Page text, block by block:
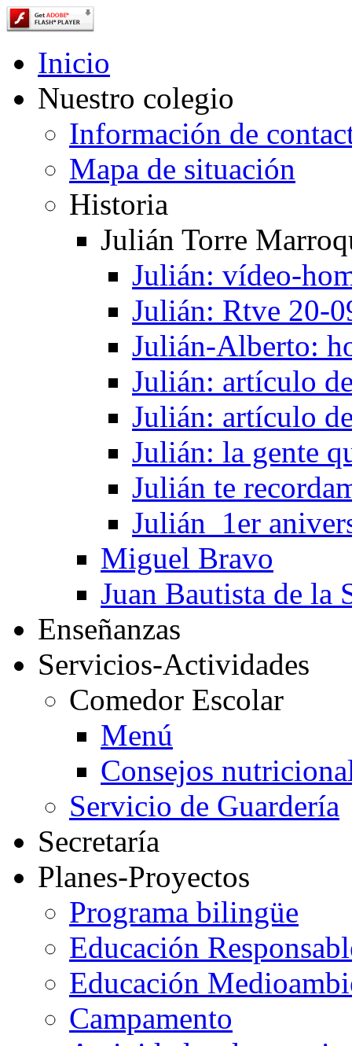
Inicio
Nuestro colegio
Información de
Mapa de situación
Historia
Julián Torre
Julián: vídeo-
Julián: Rtve 20-
Julián-Alberto:
Julián: artículo
Julián: artículo
Julián: la gente
Julián te
Julián_1er
Miguel Bravo
Juan Bautista de la
Enseñanzas
Servicios-Actividades
Comedor Escolar
Menú
Consejos
Servicio de Guardería
Secretaría
Planes-Proyectos
Programa bilingüe
Educación
Educación
Campamento